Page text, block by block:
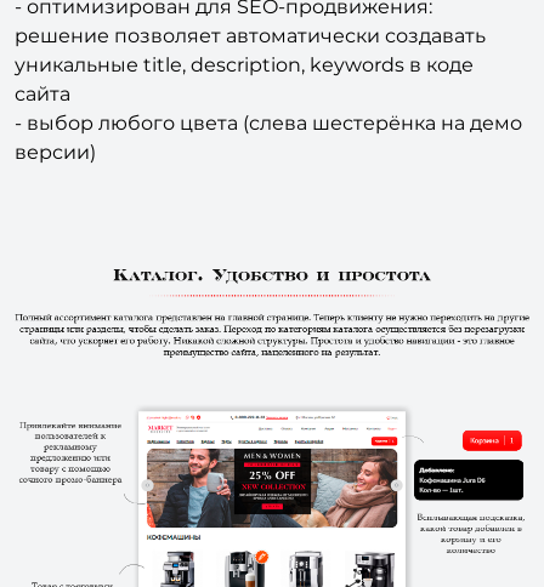
- оптимизирован для SEO-продвижения:
решение позволяет автоматически создавать
уникальные title, description, keywords в коде
сайта
- выбор любого цвета (слева шестерёнка на демо
версии)